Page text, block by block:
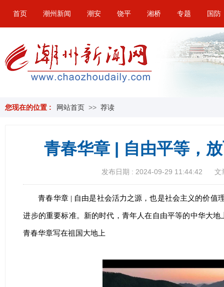
首页 潮州新闻 潮安 饶平 湘桥 专题 国防
您现在的位置 : 网站首页 >> 荐读
青春华章 | 自由平等，
发布日期 : 2024-09-29 11:44:42 文
青春华章 | 自由是社会活力之源，也是社会主义的价值
进步的重要标准。新的时代，青年人在自由平等的中华大
青春华章写在祖国大地上